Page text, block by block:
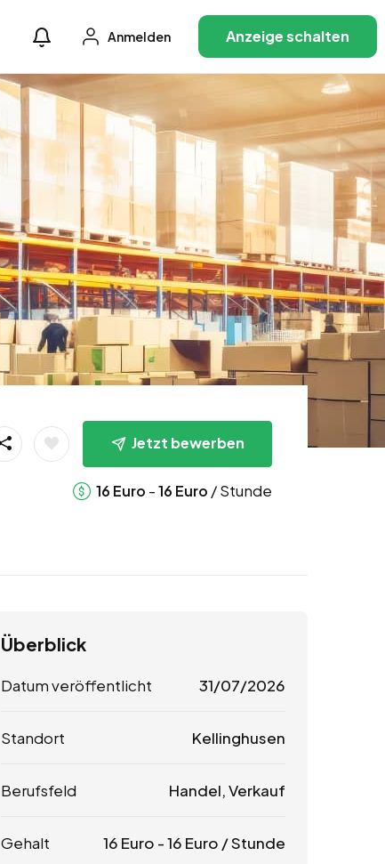
Anmelden Anzeige schalten
Jetzt bewerben
16 Euro -16 Euro / Stunde
Überblick
Datum veröffentlicht 31/07/2026
Standort Kellinghusen
Berufsfeld Handel, Verkauf
Gehalt 16 Euro -16 Euro / Stunde